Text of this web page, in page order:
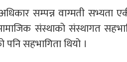
सम्पन्न वाग्मती सभ्यता
संस्थाको संस्थागत
सहभागिता थियो ।